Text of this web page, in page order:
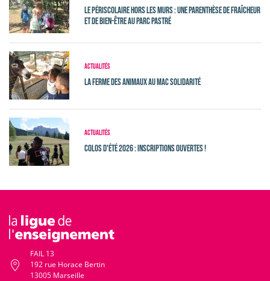
Le périscolaire hors les murs : une parenthèse de fraîcheur
et de bien-être au Parc Pastré
Actualités
La ferme des animaux au MAC Solidarité
Actualités
Colos d'été 2026 : Inscriptions ouvertes !
FAIL 13
192 rue Horace Bertin
13005 Marseille